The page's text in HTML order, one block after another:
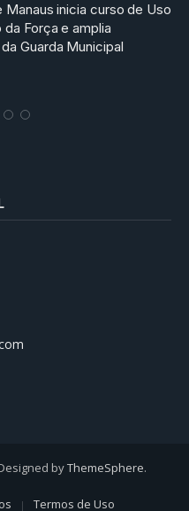
Manaus inicia curso de Uso
Força e amplia
Guarda Municipal
byThemeSphere.
Termos de Uso